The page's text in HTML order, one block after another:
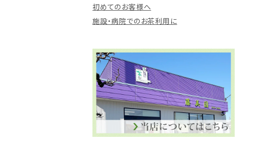
抹茶入玄米茶
初めてのお客様へ
施設・病院でのお茶利用に